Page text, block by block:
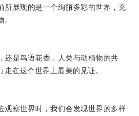
展现的是一个绚丽多彩的世界，充
是鸟语花香，人类与动植物的共
走在这个世界上最美的见证。
察世界时，我们会发现世界的多样